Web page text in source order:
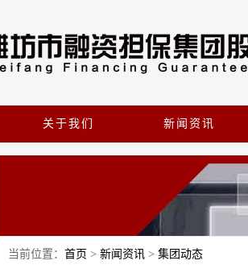
关于我们 新闻资讯
当前位置： 首页 > 新闻资讯 > 集团动态